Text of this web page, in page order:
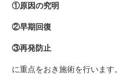
①原因の究明
②早期回復
③再発防止
に重点をおき施術を行います。